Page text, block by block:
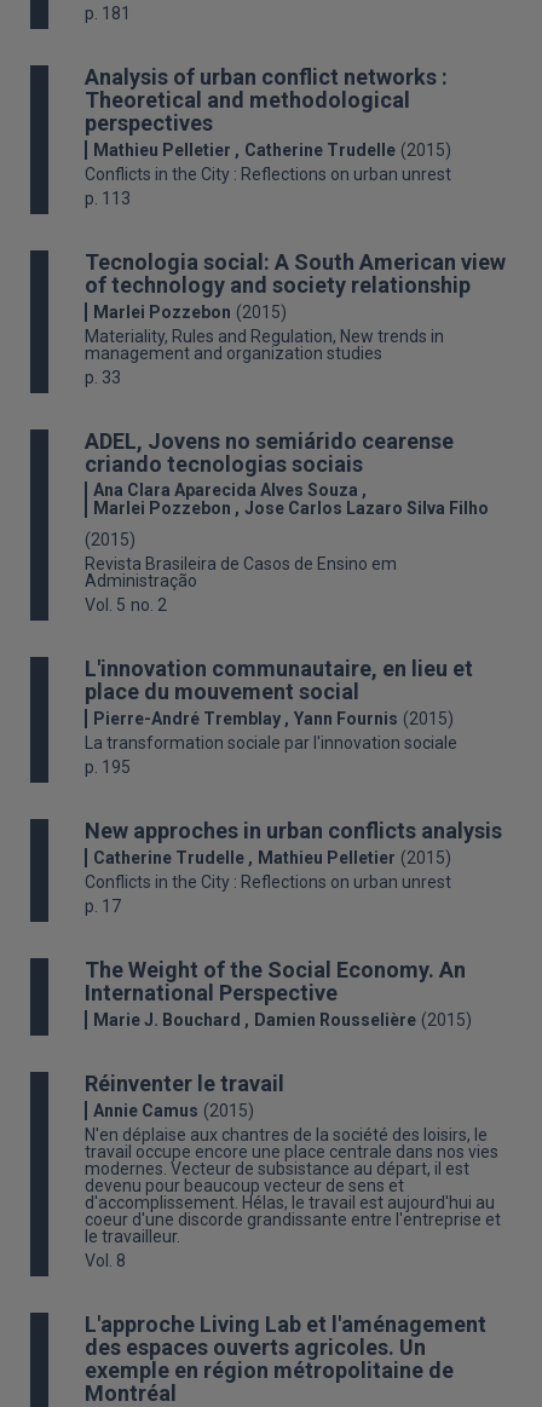
p. 181
Analysis of urban conflict networks :
Theoretical and methodological
perspectives
Mathieu Pelletier Catherine Trudelle (2015)
Conflicts in the City : Reflections on urban unrest
p. 113
Tecnologia social: A South American view
of technology and society relationship
Marlei Pozzebon (2015)
Materiality, Rules and Regulation, New trends in
management and organization studies
p. 33
ADEL, Jovens no semiárido cearense
criando tecnologias sociais
Ana Clara Aparecida Alves Souza
Marlei Pozzebon
Jose Carlos Lazaro Silva Filho
(2015)
Revista Brasileira de Casos de Ensino em
Administração
Vol. 5 no. 2
L'innovation communautaire, en lieu et
place du mouvement social
Pierre-André Tremblay Yann Fournis (2015)
La transformation sociale par l'innovation sociale
p. 195
New approches in urban conflicts analysis
Catherine Trudelle Mathieu Pelletier (2015)
Conflicts in the City : Reflections on urban unrest
p. 17
The Weight of the Social Economy. An
International Perspective
Marie J. Bouchard Damien Rousselière (2015)
Réinventer le travail
Annie Camus (2015)
N'en déplaise aux chantres de la société des loisirs, le
travail occupe encore une place centrale dans nos vies
modernes. Vecteur de subsistance au départ, il est
devenu pour beaucoup vecteur de sens et
d'accomplissement. Hélas, le travail est aujourd'hui au
coeur d'une discorde grandissante entre l'entreprise et
le travailleur.
Vol. 8
L'approche Living Lab et l'aménagement
des espaces ouverts agricoles. Un
exemple en région métropolitaine de
Montréal